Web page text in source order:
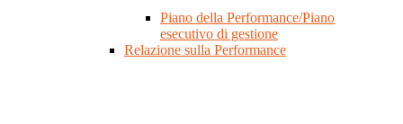
Piano della Performance/Piano
esecutivo di gestione
Relazione sulla Performance